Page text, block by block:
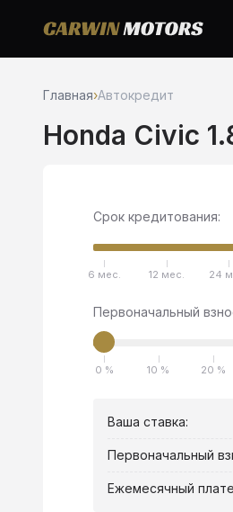
Главная›Автокредит
Honda Civic
Срок кредитования:
6 мес. 12 мес. 24
Первоначальный
0 % 10 % 20 %
Ваша ставка:
Первоначальный
Ежемесячный